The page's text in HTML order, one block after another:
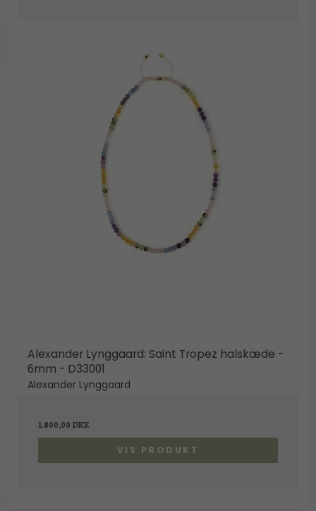
Alexander Lynggaard: Saint Tropez halskæde -
6mm - D33001
Alexander Lynggaard
1.800,00 DKK
VIS PRODUKT